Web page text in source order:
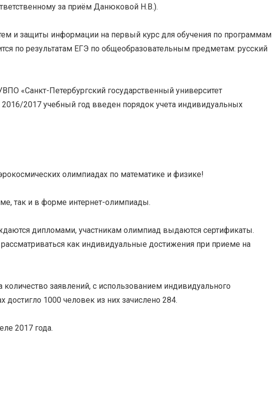
за приём Данюковой Н.В.).
и защиты информации на первый курс для обучения по программам
по результатам ЕГЭ по общеобразовательным предметам: русский
«Санкт-Петербургский государственный университет
2016/2017 учебный год введен порядок учета индивидуальных
олимпиадах по математике и физике!
так и в форме интернет-олимпиады.
дипломами, участникам олимпиад выдаются сертификаты.
как индивидуальные достижения при приеме на
заявлений, с использованием индивидуального
1000 человек из них зачислено 284.
2017 года.